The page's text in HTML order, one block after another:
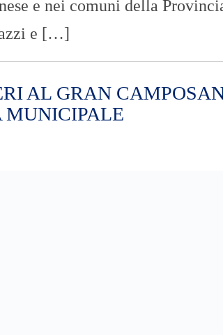
e nei comuni della
e […]
AL GRAN
MUNICIPALE